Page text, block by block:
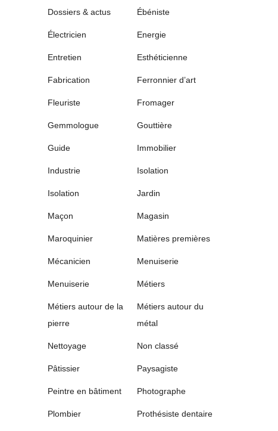
Dossiers & actus Ébéniste
Électricien Energie
Entretien Esthéticienne
Fabrication Ferronnier d’art
Fleuriste Fromager
Gemmologue Gouttière
Guide Immobilier
Industrie Isolation
Isolation Jardin
Maçon Magasin
Maroquinier Matières premières
Mécanicien Menuiserie
Menuiserie Métiers
Métiers autour de la
pierre
Métiers autour du
métal
Nettoyage Non classé
Pâtissier Paysagiste
Peintre en bâtiment Photographe
Plombier Prothésiste dentaire